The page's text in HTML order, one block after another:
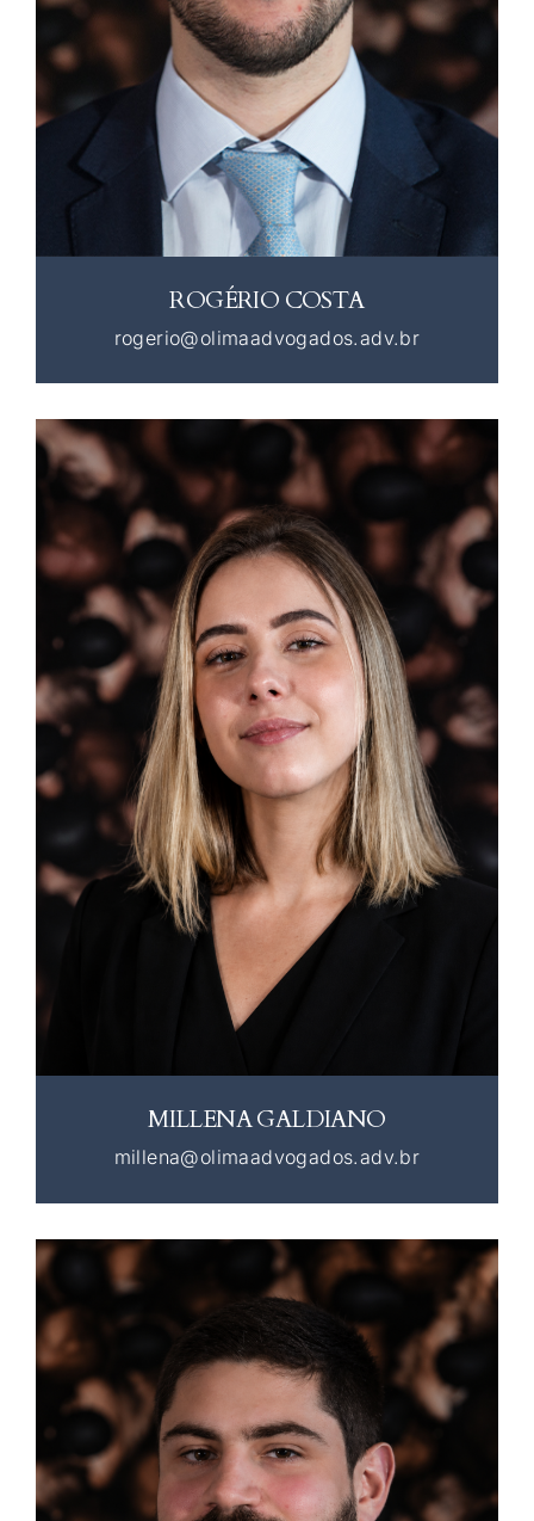
ROGÉRIO COSTA
rogerio@olimaadvogados.adv.br
MILLENA GALDIANO
millena@olimaadvogados.adv.br